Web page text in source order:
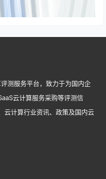
测服务平台，致力于为国内企
云计算服务采购等评测信
云计算行业资讯、政策及国内云